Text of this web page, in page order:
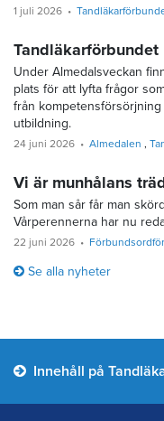
1 juli 2026
Under Almedalsveckan
plats för att lyfta frågor
från
utbildning.
24 juni 2026 Almedalen
Vi är munhålans
Som man sår får man
Vårperennerna har nu
22 juni 2026
Se alla nyheter
Innehåll på